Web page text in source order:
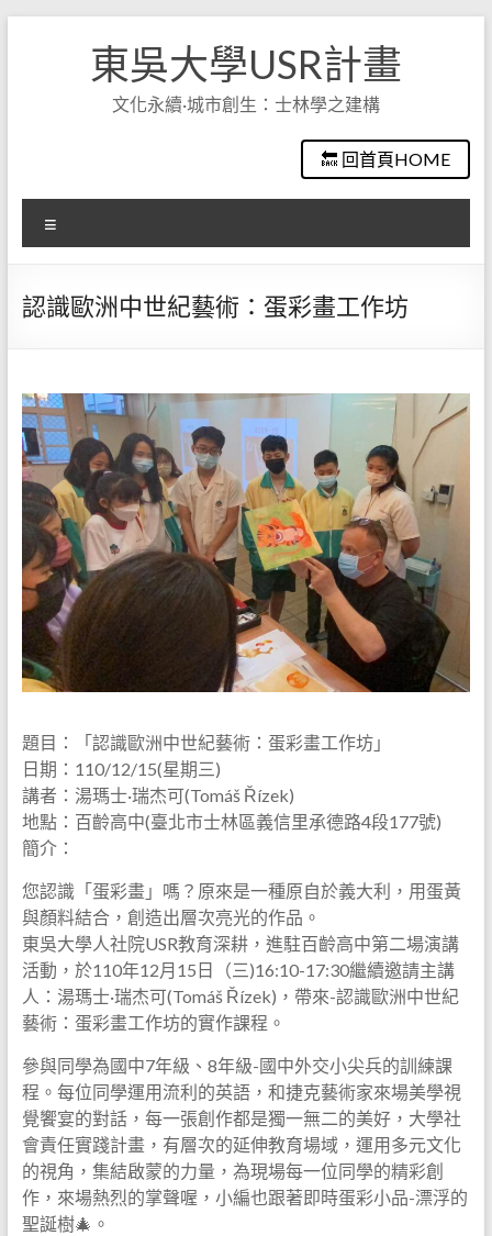
東吳大學USR計畫
文化永續·城市創生：士林學之建構
🔙 回首頁HOME
單
認識歐洲中世紀藝術：蛋彩畫工作坊
題目：「認識歐洲中世紀藝術：蛋彩畫工作坊」
日期：110/12/15(星期三)
講者：湯瑪士·瑞杰可(Tomáš Řízek)
地點：百齡高中(臺北市士林區義信里承德路4段177號)
簡介：
您認識「蛋彩畫」嗎？原來是一種原自於義大利，用蛋黃
與顏料結合，創造出層次亮光的作品。
東吳大學人社院USR教育深耕，進駐百齡高中第二場演講
活動，於110年12月15日（三)16:10-17:30繼續邀請主講
人：湯瑪士·瑞杰可(Tomáš Řízek)，帶來-認識歐洲中世紀
藝術：蛋彩畫工作坊的實作課程。
參與同學為國中7年級、8年級-國中外交小尖兵的訓練課
程。每位同學運用流利的英語，和捷克藝術家來場美學視
覺饗宴的對話，每一張創作都是獨一無二的美好，大學社
會責任實踐計畫，有層次的延伸教育場域，運用多元文化
的視角，集結啟蒙的力量，為現場每一位同學的精彩創
作，來場熱烈的掌聲喔，小編也跟著即時蛋彩小品-漂浮的
聖誕樹🎄。